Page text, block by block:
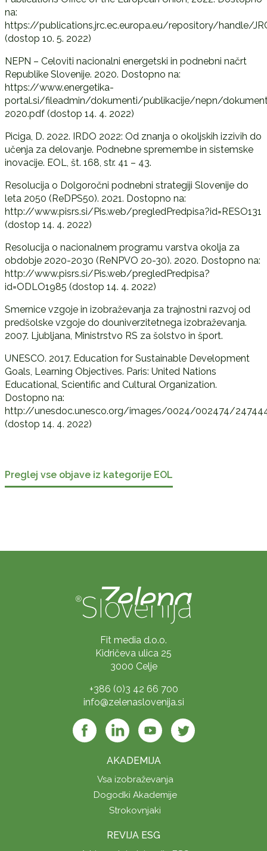
na:
https://publications.jrc.ec.europa.eu/repository/handle/
(dostop 10. 5. 2022)
NEPN – Celoviti nacionalni energetski in podnebni načrt
Republike Slovenije. 2020. Dostopno na:
https://www.energetika-
portal.si/fileadmin/dokumenti/publikacije/nepn/
2020.pdf (dostop 14. 4. 2022)
Piciga, D. 2022. IRDO 2022: Od znanja o okoljskih izzivih do
učenja za delovanje. Podnebne spremembe in sistemske
inovacije. EOL, št. 168, str. 41 – 43.
Resolucija o Dolgoročni podnebni strategiji Slovenije do
leta 2050 (ReDPS50). 2021. Dostopno na:
http://www.pisrs.si/Pis.web/pregledPredpisa?id=RESO131
(dostop 14. 4. 2022)
Resolucija o nacionalnem programu varstva okolja za
obdobje 2020-2030 (ReNPVO 20-30). 2020. Dostopno na:
http://www.pisrs.si/Pis.web/pregledPredpisa?
id=ODLO1985 (dostop 14. 4. 2022)
Smernice vzgoje in izobraževanja za trajnostni razvoj od
predšolske vzgoje do douniverzitetnega izobraževanja.
2007. Ljubljana, Ministrstvo RS za šolstvo in šport.
UNESCO. 2017. Education for Sustainable Development
Goals, Learning Objectives. Paris: United Nations
Educational, Scientific and Cultural Organization.
Dostopno na:
http://unesdoc.unesco.org/images/0024/002474/
(dostop 14. 4. 2022)
Preglej vse objave iz kategorije EOL
Fit media d.o.o.
Kidričeva ulica 25
3000 Celje
+386 (0)3 42 66 700
info@zelenaslovenija.si
AKADEMIJA
Vsa izobraževanja
Dogodki Akademije
Strokovnjaki
REVIJA ESG